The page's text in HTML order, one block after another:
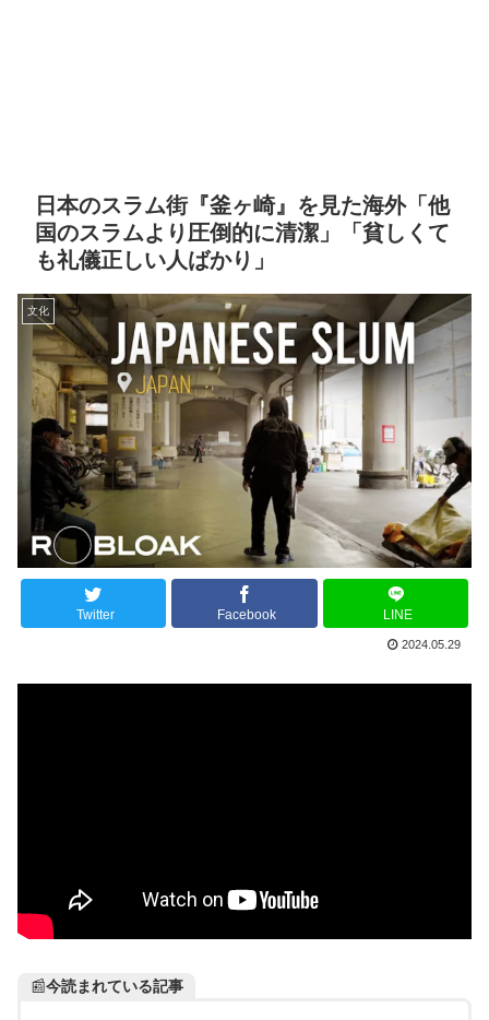
日本のスラム街『釜ヶ崎』を見た海外「他
国のスラムより圧倒的に清潔」「貧しくて
も礼儀正しい人ばかり」
文化
Twitter Facebook LINE
2024.05.29
📰今読まれている記事